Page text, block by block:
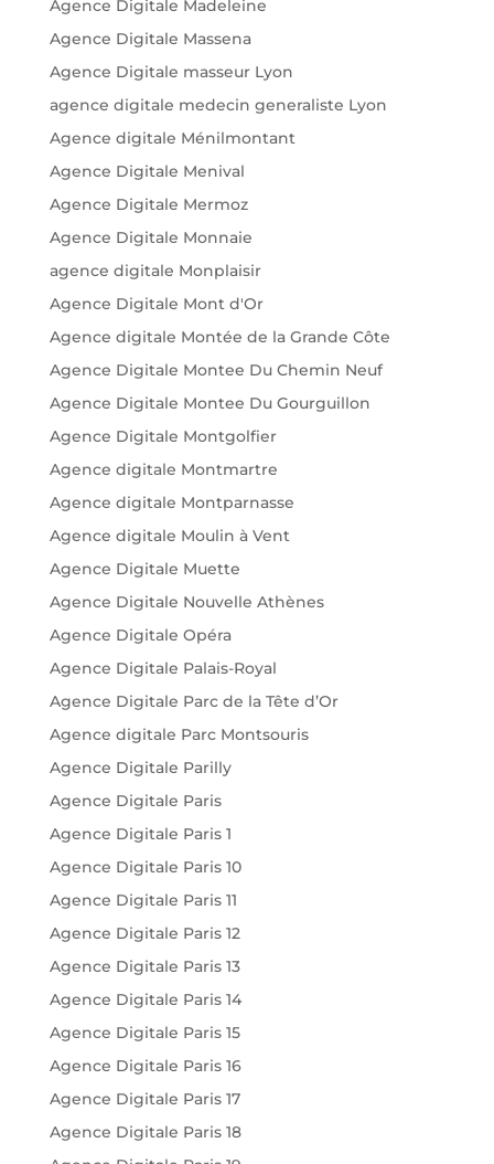
Agence Digitale Madeleine
Agence Digitale Massena
Agence Digitale masseur Lyon
agence digitale medecin generaliste Lyon
Agence digitale Ménilmontant
Agence Digitale Menival
Agence Digitale Mermoz
Agence Digitale Monnaie
agence digitale Monplaisir
Agence Digitale Mont d'Or
Agence digitale Montée de la Grande Côte
Agence Digitale Montee Du Chemin Neuf
Agence Digitale Montee Du Gourguillon
Agence Digitale Montgolfier
Agence digitale Montmartre
Agence digitale Montparnasse
Agence digitale Moulin à Vent
Agence Digitale Muette
Agence Digitale Nouvelle Athènes
Agence Digitale Opéra
Agence Digitale Palais-Royal
Agence Digitale Parc de la Tête d’Or
Agence digitale Parc Montsouris
Agence Digitale Parilly
Agence Digitale Paris
Agence Digitale Paris 1
Agence Digitale Paris 10
Agence Digitale Paris 11
Agence Digitale Paris 12
Agence Digitale Paris 13
Agence Digitale Paris 14
Agence Digitale Paris 15
Agence Digitale Paris 16
Agence Digitale Paris 17
Agence Digitale Paris 18